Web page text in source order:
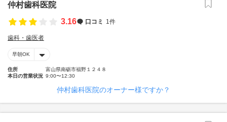
仲村歯科医院
3.16
口コミ 1件
歯科・歯医者
早朝OK
住所
富山県南砺市福野１２４８
本日の営業状況 9:00〜12:30
仲村歯科医院のオーナー様ですか？